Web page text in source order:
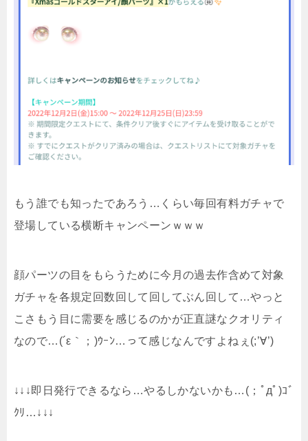
もう誰でも知ったであろう…くらい毎回有料ガチャで
登場している横断キャンペーンｗｗｗ
顔パーツの目をもらうために今月の過去作含めて対象
ガチャを各規定回数回して回してぶん回して…やっと
こさもう目に需要を感じるのかが正直謎なクオリティ
なので…(´ε｀；)ｳｰﾝ…って感じなんですよねぇ(;’∀’)
↓↓↓即日発行できるなら…やるしかないかも…(；ﾟдﾟ)ｺﾞ
ｸﾘ…↓↓↓